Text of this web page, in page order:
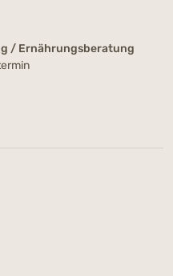
/ Ernährungsberatung